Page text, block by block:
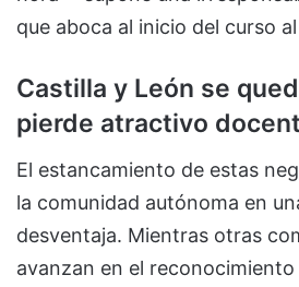
que aboca al inicio del curso
Castilla y León se
pierde atractivo
El estancamiento de estas
la comunidad autónoma en
desventaja. Mientras otras
avanzan en el